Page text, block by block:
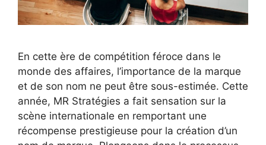
En cette ère de compétition féroce dans le
monde des affaires, l’importance de la marque
et de son nom ne peut être sous-estimée. Cette
année, MR Stratégies a fait sensation sur la
scène internationale en remportant une
récompense prestigieuse pour la création d’un